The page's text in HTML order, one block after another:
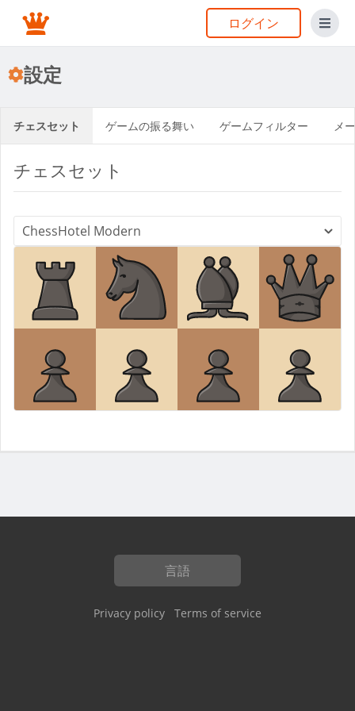
ログイン
設定
チェスセット ゲームの振る舞い ゲームフィルター メ
チェスセット
言語
Privacy policy Terms of service